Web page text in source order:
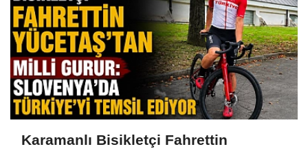
Karamanlı Bisikletçi Fahrettin